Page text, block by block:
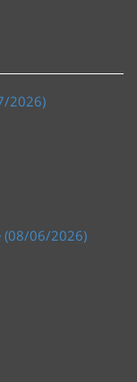
2026)
(08/06/2026)